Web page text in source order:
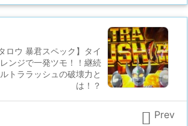
ロウ 暴君スペック】タイ
ンジで一発ツモ！！継続
トララッシュの破壊力と
は！？
 Prev